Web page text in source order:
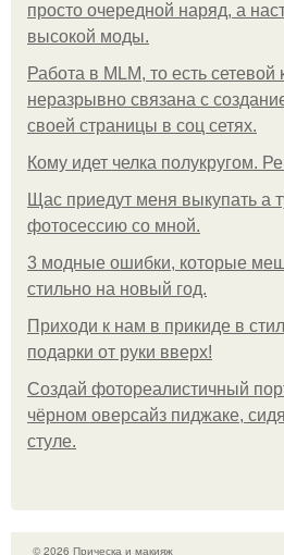
просто очередной наряд, а
высокой моды.
Работа в MLM, то есть
неразрывно связана с
своей страницы в соц сетях.
Кому идет челка полукругом.
Щас приедут меня выкупать а
фотосессию со мной.
3 модные ошибки, которые
стильно на новый год.
Приходи к нам в прикиде в
подарки от руки вверх!
Создай фотореалистичный
чёрном оверсайз пиджаке,
стуле.
© 2026 Прическа и макияж